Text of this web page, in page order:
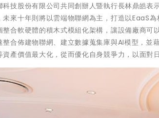
科技股份有限公司共同創辦人暨執行長林鼎皓
未來十年則將以雲端物聯網為主，打造以EaaS
整合軟硬體的積木式模組化架構，讓設備廠商可
整合佈建物聯網、建立數據蒐集庫與AI模型，並
資產價值最大化，從而優化自身競爭力，以面對